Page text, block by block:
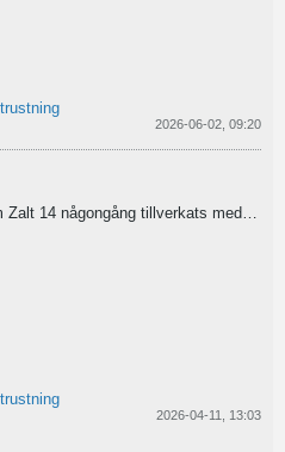
2026-06-02, 09:20
Någon som känner till om Zalt 14 någongång tillverkats med fenor?
2026-04-11, 13:03